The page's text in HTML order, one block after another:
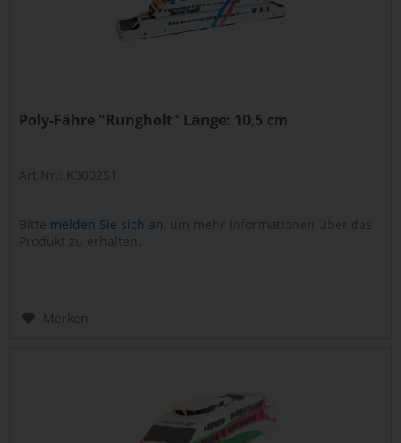
Poly-Fähre "Rungholt" Länge: 10,5 cm
Art.Nr.: K300251
Bitte melden Sie sich an, um mehr Informationen über das
Produkt zu erhalten.
Merken